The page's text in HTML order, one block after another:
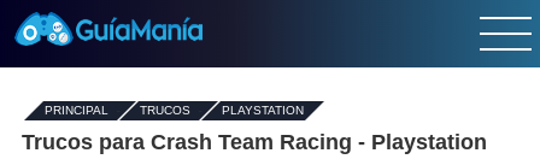
PRINCIPAL - TRUCOS- PLAYSTATION
Trucos para Crash Team Racing - Playstation